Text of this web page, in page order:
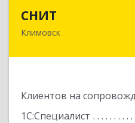
СНИТ
Климовск
Клиентов на
1С:Специалист
142180, Московская